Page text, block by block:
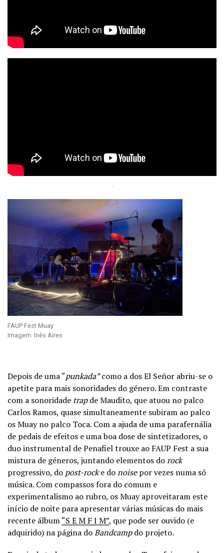
FAUP Fest Muay
Imagem: Inês Aires
Depois de uma “punkada”como a dos El Señor abriu-se o
apetite para mais sonoridades do género. Em contraste
com a sonoridade trapde Maudito, que atuou no palco
Carlos Ramos, quase simultaneamente subiram ao palco
os Muay no palco Toca. Com a ajuda de uma parafernália
de pedais de efeitos e uma boa dose de sintetizadores, o
duo instrumental de Penafiel trouxe ao FAUP Fest a sua
mistura de géneros, juntando elementos dorock
progressivo, do post-rocke donoisepor vezes numa só
música. Com compassos fora do comum e
experimentalismo ao rubro, os Muay aproveitaram este
início de noite para apresentar várias músicas do mais
recente álbum“S E M F I M”, que pode ser ouvido (e
adquirido) na página doBandcampdo projeto.